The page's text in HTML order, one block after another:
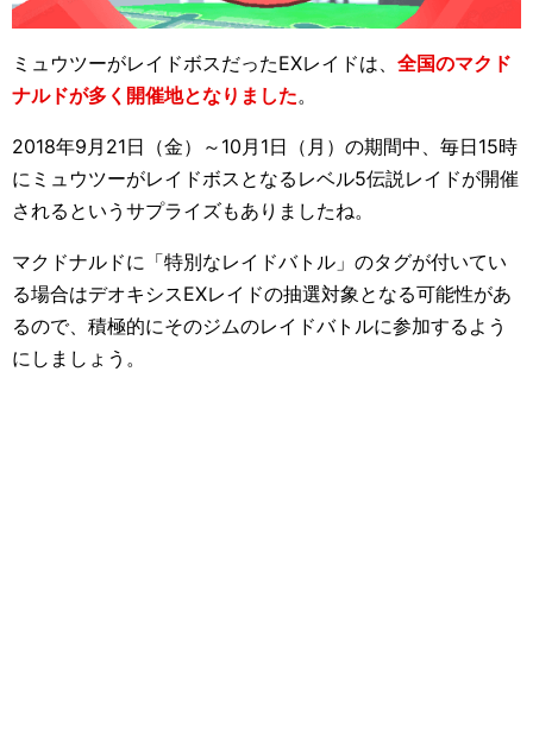
ミュウツーがレイドボスだったEXレイドは、 全国のマクド
ナルドが多く開催地となりました。
2018年9月21日（金）～10月1日（月）の期間中、毎日15時
にミュウツーがレイドボスとなるレベル5伝説レイドが開催
されるというサプライズもありましたね。
マクドナルドに「特別なレイドバトル」のタグが付いてい
る場合はデオキシスEXレイドの抽選対象となる可能性があ
るので、積極的にそのジムのレイドバトルに参加するよう
にしましょう。